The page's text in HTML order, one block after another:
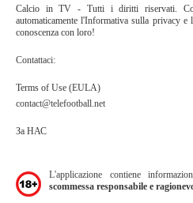
Calcio in TV - Tutti i diritti riservati.
automaticamente l'Informativa sulla privacy
conoscenza con loro!
Contattaci:
Terms of Use (EULA)
contact@telefootball.net
За НАС
L'applicazione contiene
scommessa responsabile e